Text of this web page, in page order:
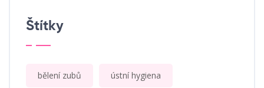
Štítky
bělení zubů ústní hygiena